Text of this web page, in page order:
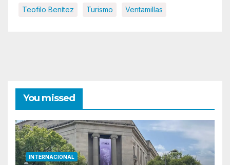
Teofilo Benítez Turismo Ventamillas
You missed
INTERNACIONAL